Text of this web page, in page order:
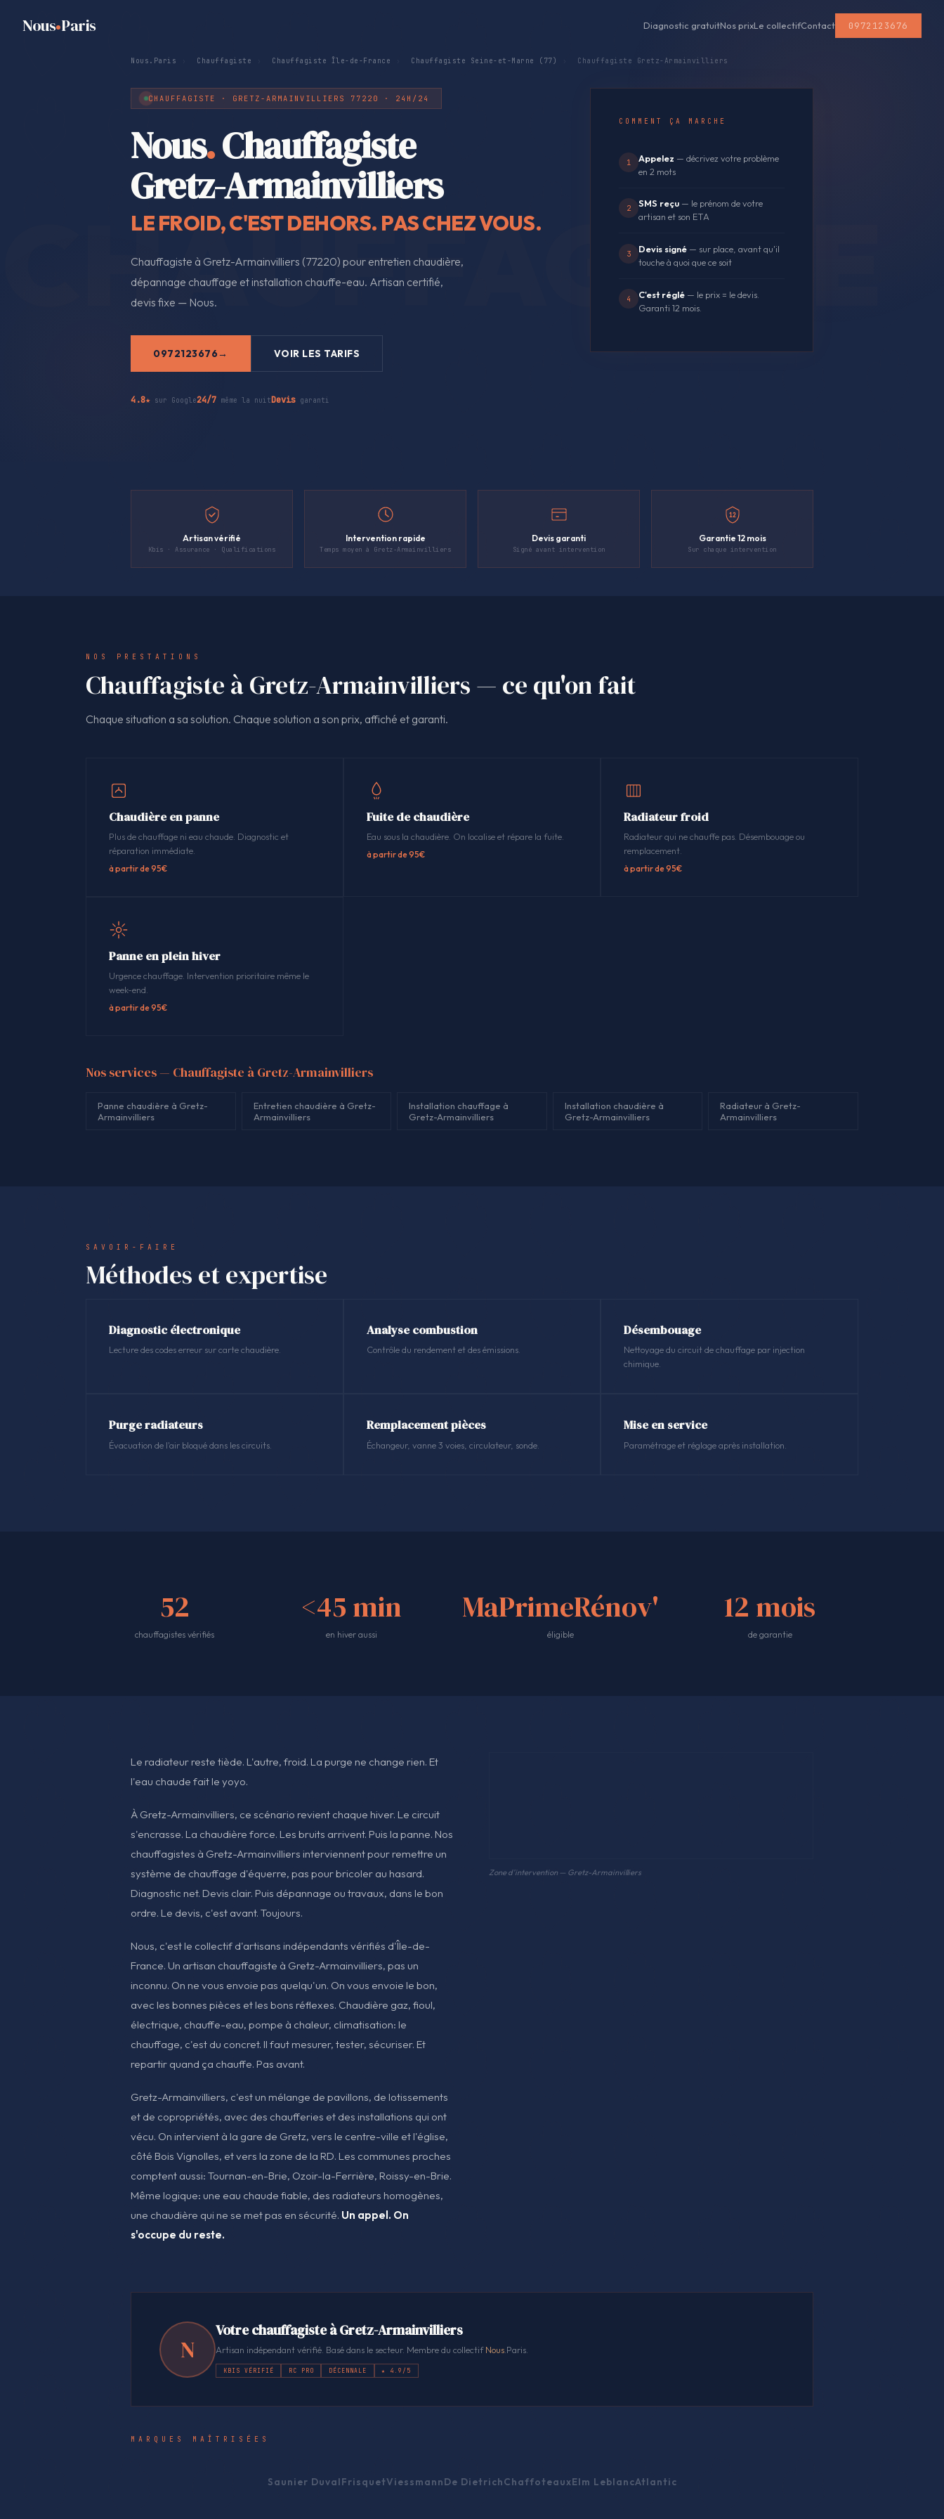
Nous Paris Diagnostic gratuitNos prixLe collectifContact 0972123676
Nous.Paris Chauffagiste Chauffagiste Île-de-France Chauffagiste Seine-et-Marne (77) Chauffagiste Gretz-Armainvilliers
CHAUFFAGISTE · GRETZ-ARMAINVILLIERS 77220 · 24H/24
Nous.Chauffagiste
Gretz-Armainvilliers
LE FROID, C'EST DEHORS. PAS CHEZ VOUS.
Chauffagiste à Gretz-Armainvilliers (77220) pour entretien chaudière,
dépannage chauffage et installation chauffe-eau. Artisan certifié,
devis fixe — Nous.
0972123676 VOIR LES TARIFS
4.8★ sur Google24/7 même la nuitDevis garanti
COMMENT ÇA MARCHE
1 Appelez — décrivez votre problème
en 2 mots
2 SMS reçu — le prénom de votre
artisan et son ETA
3 Devis signé — sur place, avant qu'il
touche à quoi que ce soit
4 C'est réglé — le prix = le devis.
Garanti 12 mois.
Artisan vérifié
Kbis · Assurance · Qualifications
Intervention rapide
Temps moyen à Gretz-Armainvilliers
Devis garanti
Signé avant intervention
12
Garantie 12 mois
Sur chaque intervention
NOS PRESTATIONS
Chauffagiste à Gretz-Armainvilliers — ce qu'on fait
Chaque situation a sa solution. Chaque solution a son prix, affiché et garanti.
Chaudière en panne
Plus de chauffage ni eau chaude. Diagnostic et
réparation immédiate.
à partir de 95€
Fuite de chaudière
Eau sous la chaudière. On localise et répare la fuite.
à partir de 95€
Radiateur froid
Radiateur qui ne chauffe pas. Désembouage ou
remplacement.
à partir de 95€
Panne en plein hiver
Urgence chauffage. Intervention prioritaire même le
week-end.
à partir de 95€
Nos services — Chauffagiste à Gretz-Armainvilliers
Panne chaudière à Gretz-
Armainvilliers
Entretien chaudière à Gretz-
Armainvilliers
Installation chauffage à
Gretz-Armainvilliers
Installation chaudière à
Gretz-Armainvilliers
Radiateur à Gretz-
Armainvilliers
SAVOIR-FAIRE
Méthodes et expertise
Diagnostic électronique
Lecture des codes erreur sur carte chaudière.
Analyse combustion
Contrôle du rendement et des émissions.
Désembouage
Nettoyage du circuit de chauffage par injection
chimique.
Purge radiateurs
Évacuation de l'air bloqué dans les circuits.
Remplacement pièces
Échangeur, vanne 3 voies, circulateur, sonde.
Mise en service
Paramétrage et réglage après installation.
52
chauffagistes vérifiés
<45 min
en hiver aussi
MaPrimeRénov'
éligible
12 mois
de garantie
Le radiateur reste tiède. L'autre, froid. La purge ne change rien. Et
l'eau chaude fait le yoyo.
À Gretz-Armainvilliers, ce scénario revient chaque hiver. Le circuit
s'encrasse. La chaudière force. Les bruits arrivent. Puis la panne. Nos
chauffagistes à Gretz-Armainvilliers interviennent pour remettre un
système de chauffage d'équerre, pas pour bricoler au hasard.
Diagnostic net. Devis clair. Puis dépannage ou travaux, dans le bon
ordre. Le devis, c'est avant. Toujours.
Nous, c'est le collectif d'artisans indépendants vérifiés d'Île-de-
France. Un artisan chauffagiste à Gretz-Armainvilliers, pas un
inconnu. On ne vous envoie pas quelqu'un. On vous envoie le bon,
avec les bonnes pièces et les bons réflexes. Chaudière gaz, fioul,
électrique, chauffe-eau, pompe à chaleur, climatisation: le
chauffage, c'est du concret. Il faut mesurer, tester, sécuriser. Et
repartir quand ça chauffe. Pas avant.
Gretz-Armainvilliers, c'est un mélange de pavillons, de lotissements
et de copropriétés, avec des chaufferies et des installations qui ont
vécu. On intervient à la gare de Gretz, vers le centre-ville et l'église,
côté Bois Vignolles, et vers la zone de la RD. Les communes proches
comptent aussi: Tournan-en-Brie, Ozoir-la-Ferrière, Roissy-en-Brie.
Même logique: une eau chaude fiable, des radiateurs homogènes,
une chaudière qui ne se met pas en sécurité. Un appel. On
s'occupe du reste.
Zone d'intervention — Gretz-Armainvilliers
N
Votre chauffagiste à Gretz-Armainvilliers
Artisan indépendant vérifié. Basé dans le secteur. Membre du collectifNous.Paris.
KBIS VÉRIFIÉ RC PRO DÉCENNALE ★ 4.9/5
MARQUES MAÎTRISÉES
Saunier DuvalFrisquetViessmannDe DietrichChaffoteauxElm LeblancAtlantic